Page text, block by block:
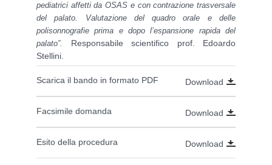
pediatrici affetti da OSAS e con contrazione trasversale
del palato. Valutazione del quadro orale e delle
polisonnografie prima e dopo l’espansione rapida del
palato”. Responsabile scientifico prof. Edoardo
Stellini.
Scarica il bando in formato PDF Download
Facsimile domanda Download
Esito della procedura Download